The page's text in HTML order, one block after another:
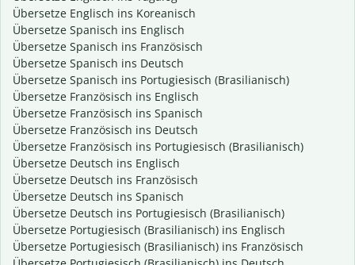
Übersetze Englisch ins Koreanisch
Übersetze Spanisch ins Englisch
Übersetze Spanisch ins Französisch
Übersetze Spanisch ins Deutsch
Übersetze Spanisch ins Portugiesisch (Brasilianisch)
Übersetze Französisch ins Englisch
Übersetze Französisch ins Spanisch
Übersetze Französisch ins Deutsch
Übersetze Französisch ins Portugiesisch (Brasilianisch)
Übersetze Deutsch ins Englisch
Übersetze Deutsch ins Französisch
Übersetze Deutsch ins Spanisch
Übersetze Deutsch ins Portugiesisch (Brasilianisch)
Übersetze Portugiesisch (Brasilianisch) ins Englisch
Übersetze Portugiesisch (Brasilianisch) ins Französisch